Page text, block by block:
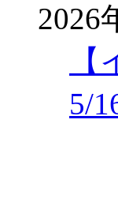
2026
5/